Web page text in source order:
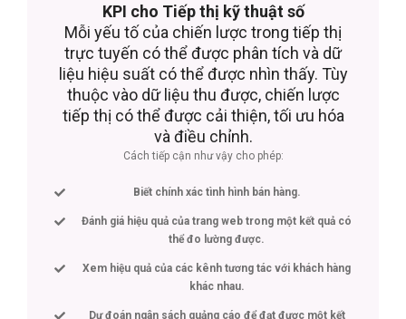
KPI cho Tiếp thị kỹ thuật số
Mỗi yếu tố của chiến lược trong tiếp thị
trực tuyến có thể được phân tích và dữ
liệu hiệu suất có thể được nhìn thấy. Tùy
thuộc vào dữ liệu thu được, chiến lược
tiếp thị có thể được cải thiện, tối ưu hóa
và điều chỉnh.
Cách tiếp cận như vậy cho phép:
Biết chính xác tình hình bán hàng.
Đánh giá hiệu quả của trang web trong một kết quả có
thể đo lường được.
Xem hiệu quả của các kênh tương tác với khách hàng
khác nhau.
Dự đoán ngân sách quảng cáo để đạt được một kết